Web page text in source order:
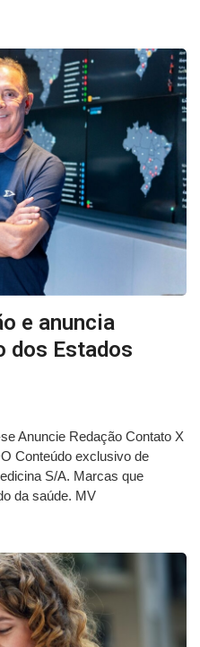
e anuncia
dos Estados
Anuncie Redação Contato X
exclusivo de
S/A. Marcas que
da saúde. MV